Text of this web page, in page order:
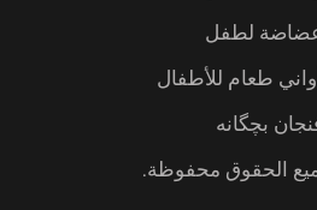
لطفل
أواني طعام للأطفال
بچگانه
الحقوق محفوظة.